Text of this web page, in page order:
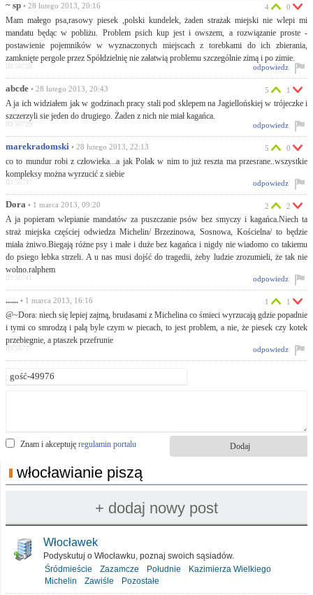
~ sp • 28 lutego 2013, 20:16
Mam małego psa,rasowy piesek ,polski kundelek, żaden strażak miejski nie wlepi mi
mandatu będąc w pobliżu. Problem psich kup jest i owszem, a rozwiązanie proste -
postawienie pojemników w wyznaczonych miejscach z torebkami do ich zbierania,
zamknięte pergole przez Spółdzielnię nie załatwią problemu szczególnie zimą i po zimie.
4 0
odpowiedz
ID:50728
abcde • 28 lutego 2013, 20:43
A ja ich widziałem jak w godzinach pracy stali pod sklepem na Jagiellońskiej w trójeczke i
szczerzyli sie jeden do drugiego. Żaden z nich nie miał kagańca.
5 1
odpowiedz
ID:50729
marekradomski • 28 lutego 2013, 22:13
co to mundur robi z człowieka...a jak Polak w nim to już reszta ma przesrane..wszystkie
kompleksy można wyrzucić z siebie
5 0
odpowiedz
ID:50737
Dora • 1 marca 2013, 09:20
A ja popieram wlepianie mandatów za puszczanie psów bez smyczy i kagańca.Niech ta
straż miejska częściej odwiedza Michelin/ Brzezinowa, Sosnowa, Kościelna/ to będzie
miała żniwo.Biegają różne psy i małe i duże bez kagańca i nigdy nie wiadomo co takiemu
do psiego łebka strzeli. A u nas musi dojść do tragedii, żeby ludzie zrozumieli, że tak nie
wolno.ralphem
2 2
odpowiedz
ID:50741
...... • 1 marca 2013, 16:16
@~Dora: niech się lepiej zajmą, brudasami z Michelina co śmieci wyrzucają gdzie popadnie
i tymi co smrodzą i palą byle czym w piecach, to jest problem, a nie, że piesek czy kotek
przebiegnie, a ptaszek przefrunie
1 1
odpowiedz
ID:50757
Znam i akceptuję regulamin portalu
włocławianie piszą
Włocławek
Podyskutuj o Włocławku, poznaj swoich sąsiadów.
Śródmieście
Zazamcze Południe
Kazimierza Wielkiego
Michelin
Zawiśle Pozostałe